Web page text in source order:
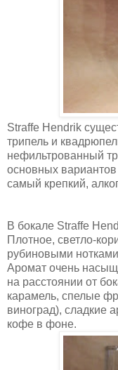
Straffe Hendrik
трипель и
нефильтрованный
основных
самый крепкий,
В бокале Straffe
Плотное, светло-
рубиновыми
Аромат очень
на расстоянии от
карамель, спелые
виноград), сладкие
кофе в фоне.